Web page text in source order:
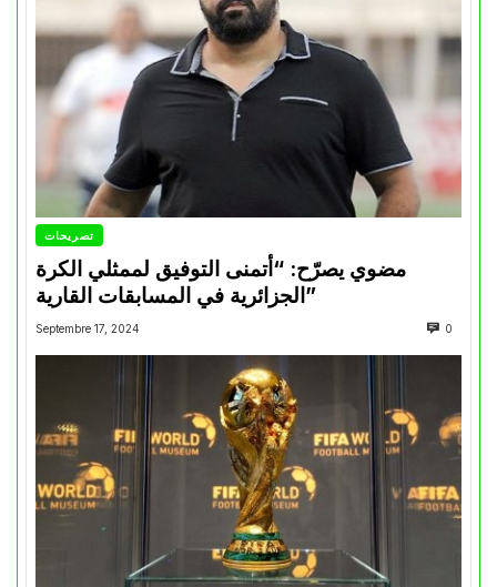
تصريحات
مضوي يصرّح: “أتمنى التوفيق لممثلي الكرة
الجزائرية في المسابقات القارية”
Septembre 17, 2024 0